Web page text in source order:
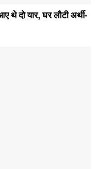
थे दो यार, घर लौटी अर्थी-